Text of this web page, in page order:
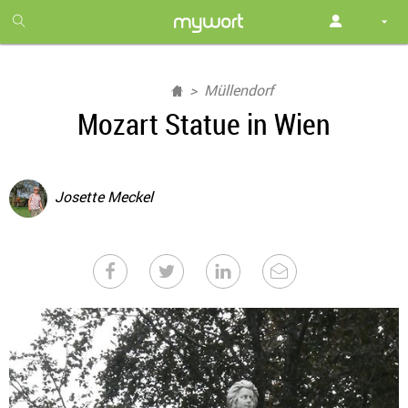
month
free
Müllendorf
Mozart Statue in Wien
Josette Meckel